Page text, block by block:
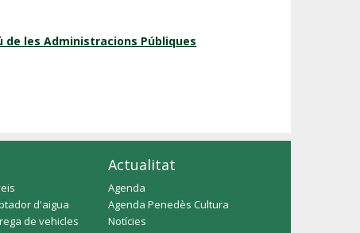
les Administracions Públiques
d'aigua
de vehicles
Actualitat
Agenda
Agenda Penedès Cultura
Notícies